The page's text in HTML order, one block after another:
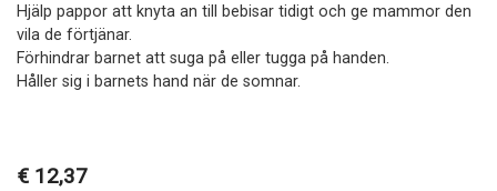
Hjälp pappor att knyta an till bebisar tidigt och ge mammor den
vila de förtjänar.
Förhindrar barnet att suga på eller tugga på handen.
Håller sig i barnets hand när de somnar.
€ 12,37